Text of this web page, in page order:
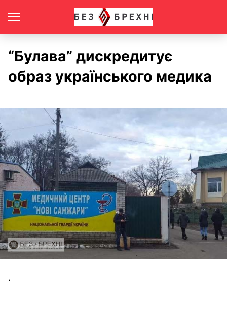
“Булава” дискредитує
образ українського медика
.